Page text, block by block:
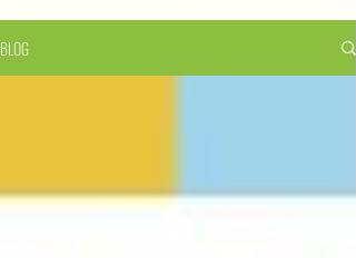
BLOG